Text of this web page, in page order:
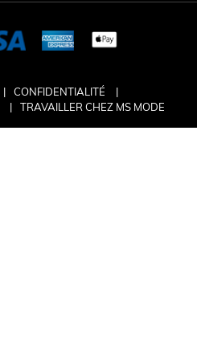
CONFIDENTIALITÉ
TRAVAILLER CHEZ MS MODE